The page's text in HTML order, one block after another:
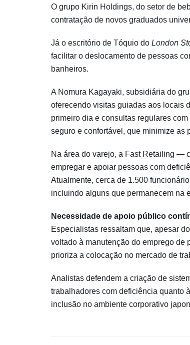
O grupo Kirin Holdings, do setor de
contratação de novos graduados
Já o escritório de Tóquio do London
facilitar o deslocamento de pessoas
banheiros.
A Nomura Kagayaki, subsidiária do
oferecendo visitas guiadas aos locais
primeiro dia e consultas regulares
seguro e confortável, que minimize as
Na área do varejo, a Fast Retailing —
empregar e apoiar pessoas com
Atualmente, cerca de 1.500
incluindo alguns que permanecem na
Necessidade de apoio público
Especialistas ressaltam que, apesar
voltado à manutenção do emprego de
prioriza a colocação no mercado de
Analistas defendem a criação de
trabalhadores com deficiência quanto
inclusão no ambiente corporativo